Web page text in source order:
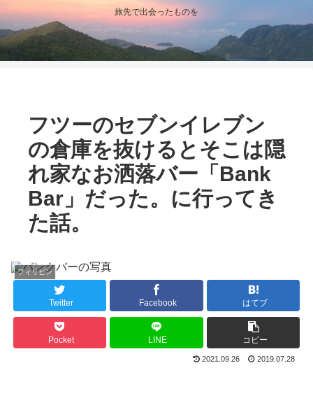
旅先で出会ったものを
フツーのセブンイレブン
の倉庫を抜けるとそこは隠
れ家なお洒落バー「Bank
Bar」だった。に行ってき
た話。
フィリピン
Twitter Facebook はてブ
Pocket LINE コピー
2021.09.26 2019.07.28